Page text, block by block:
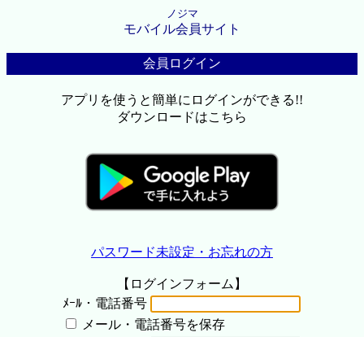
ノジマ
モバイル会員サイト
会員ログイン
アプリを使うと簡単にログインができる!!
ダウンロードはこちら
パスワード未設定・お忘れの方
【ログインフォーム】
ﾒｰﾙ・電話番号
メール・電話番号を保存